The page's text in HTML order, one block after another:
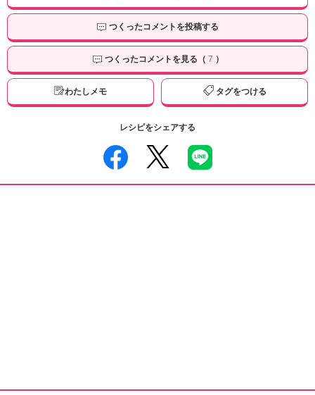
つくったコメントを投稿する
つくったコメントを見る（ 7 ）
わたしメモ タグをつける
レシピをシェアする